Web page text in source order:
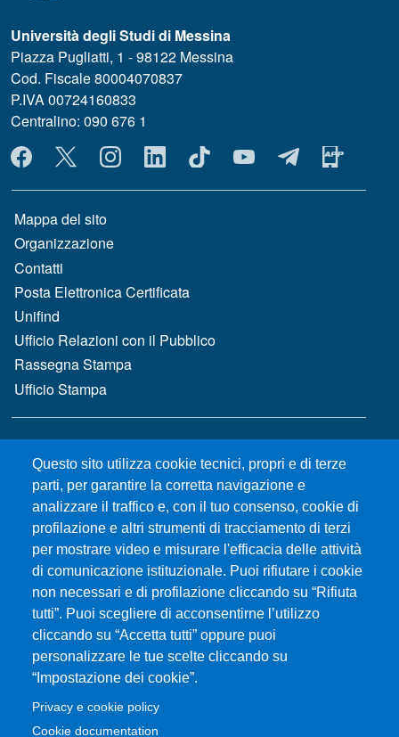
Questo sito utilizza cookie tecnici, propri e di terze
parti, per garantire la corretta navigazione e
analizzare il traffico e, con il tuo consenso, cookie di
profilazione e altri strumenti di tracciamento di terzi
per mostrare video e misurare l'efficacia delle attività
di comunicazione istituzionale. Puoi rifiutare i cookie
non necessari e di profilazione cliccando su “Rifiuta
tutti”. Puoi scegliere di acconsentirne l’utilizzo
cliccando su “Accetta tutti” oppure puoi
personalizzare le tue scelte cliccando su
“Impostazione dei cookie”.
Privacy e cookie policy
Cookie documentation
Università degli Studi di Messina
Piazza Pugliatti, 1 - 98122 Messina
Cod. Fiscale 80004070837
P.IVA 00724160833
Centralino: 090 676 1
MENÙ SOCIAL
MENÙ FOOTER 1
Mappa del sito
Organizzazione
Contatti
Posta Elettronica Certificata
Unifind
Ufficio Relazioni con il Pubblico
Rassegna Stampa
Ufficio Stampa
MENÙ FOOTER 2
Gare d'appalto
Albo online
CIAM - Servizi Informatici
Brand Identity
Elenco siti tematici
Servizi per Disabilità e DSA
Sostieni Unime
Performance - trasparenza
Amministrazione trasparente
Note Legali